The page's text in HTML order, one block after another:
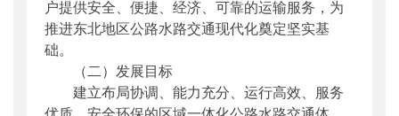
户提供安全、便捷、经济、可靠的运输服务，为
推进东北地区公路水路交通现代化奠定坚实基
础。
（二）发展目标
建立布局协调、能力充分、运行高效、服务